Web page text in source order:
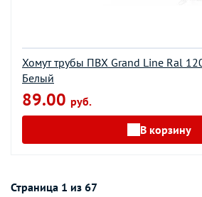
Хомут трубы ПВХ Grand Line Ral
Белый
89.00 руб.
В корзину
Страница 1 из 67